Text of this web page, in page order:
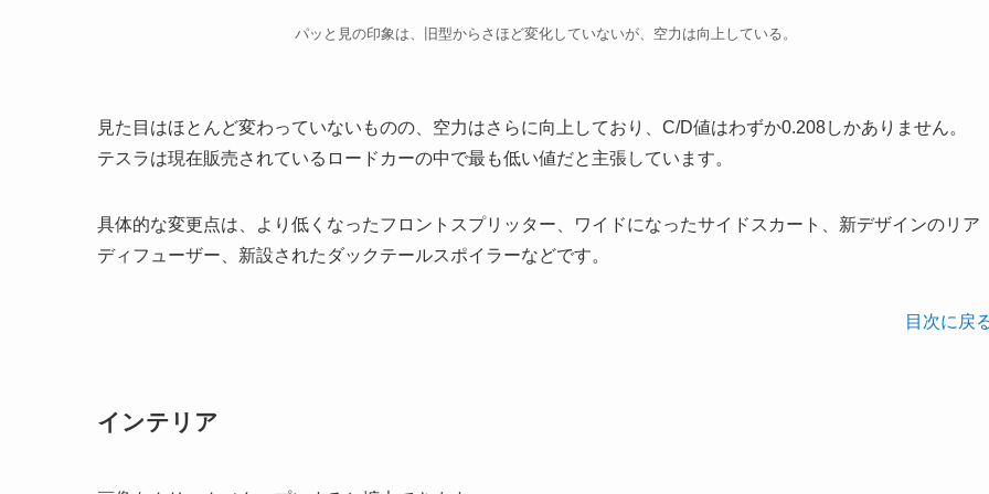
パッと見の印象は、旧型からさほど変化していないが、空力は向上している。
見た目はほとんど変わっていないものの、空力はさらに向上しており、C/D値はわずか0.208しかありません。
テスラは現在販売されているロードカーの中で最も低い値だと主張しています。
具体的な変更点は、より低くなったフロントスプリッター、ワイドになったサイドスカート、新デザインのリア
ディフューザー、新設されたダックテールスポイラーなどです。
目次に戻
インテリア